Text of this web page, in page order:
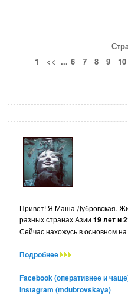
1
<< ... 6 7 8 9 10
Привет! Я Маша Дубровская.
разных странах Азии19 лет и
Сейчас нахожусь в основном
Подробнее
Facebook (оперативнее и
Instagram (mdubrovskaya)